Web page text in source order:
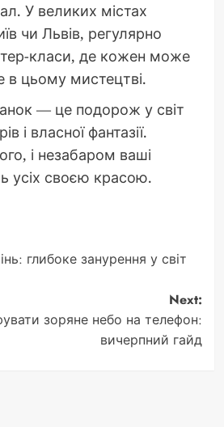
У великих містах
чи Львів, регулярно
класи, де кожен може
в цьому мистецтві.
— це подорож у світ
і власної фантазії.
і незабаром ваші
усіх своєю красою.
глибоке занурення у світ
Next:
зоряне небо на телефон:
вичерпний гайд